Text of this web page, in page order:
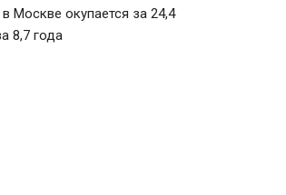
Москве окупается за 24,4
8,7 года